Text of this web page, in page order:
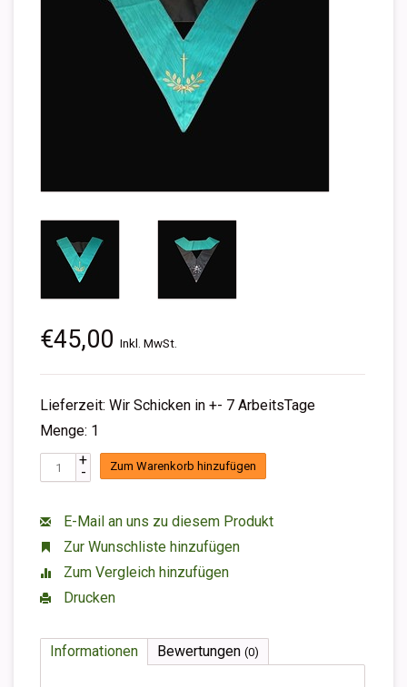
€45,00 Inkl. MwSt.
Lieferzeit: Wir Schicken in +- 7 ArbeitsTage
Menge: 1
+
- Zum Warenkorb hinzufügen
E-Mail an uns zu diesem Produkt
Zur Wunschliste hinzufügen
Zum Vergleich hinzufügen
Drucken
Informationen Bewertungen (0)